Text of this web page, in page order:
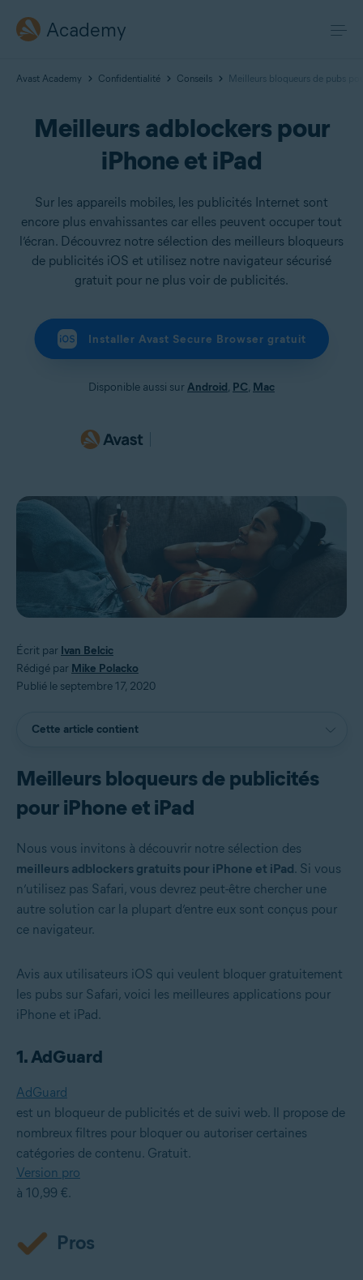
Academy
Avast Academy Confidentialité Conseils Meilleurs bloqueurs de pubs
Meilleurs adblockers pour
iPhone et iPad
Sur les appareils mobiles, les publicités Internet sont
encore plus envahissantes car elles peuvent occuper tout
l’écran. Découvrez notre sélection des meilleurs bloqueurs
de publicités iOS et utilisez notre navigateur sécurisé
gratuit pour ne plus voir de publicités.
Installer Avast Secure Browser gratuit
Disponible aussi surAndroid, PC, Mac
Écrit par Ivan Belcic
Rédigé par Mike Polacko
Publié le septembre 17, 2020
Cette article contient
Meilleurs bloqueurs de publicités
pour iPhone et iPad
Nous vous invitons à découvrir notre sélection des
meilleurs adblockers gratuits pour iPhone et iPad. Si vous
n’utilisez pas Safari, vous devrez peut-être chercher une
autre solution car la plupart d’entre eux sont conçus pour
ce navigateur.
Avis aux utilisateurs iOS qui veulent bloquer gratuitement
les pubs sur Safari, voici les meilleures applications pour
iPhone et iPad.
1. AdGuard
AdGuard
est un bloqueur de publicités et de suivi web. Il propose de
nombreux filtres pour bloquer ou autoriser certaines
catégories de contenu. Gratuit.
Version pro
à 10,99 €.
Pros